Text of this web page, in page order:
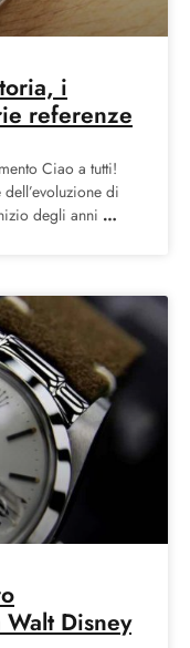
i
referenze
Ciao a tutti!
di
degli anni
Disney